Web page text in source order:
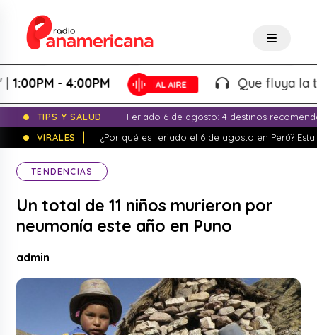
- 4:00PM Que fluya la
TIPS Y SALUD
Feriado 6 de agosto: 4 destinos
VIRALES
¿Por qué es feriado el 6 de agosto en Perú?
TENDENCIAS
Un total de 11 niños murieron por
neumonía este año en Puno
admin